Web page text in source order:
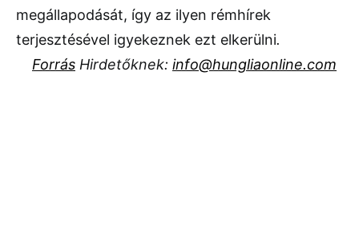
megállapodását, így az ilyen rémhírek
terjesztésével igyekeznek ezt elkerülni.
Forrás Hirdetőknek: info@hungliaonline.com